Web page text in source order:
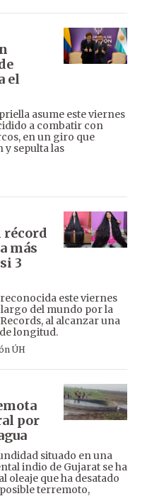
el
asume este viernes
a combatir con
en un giro que
y sepulta las
récord
más
3
este viernes
del mundo por la
al alcanzar una
longitud.
ÚH
por
situado en una
indio de Gujarat se ha
oleaje que ha desatado
terremoto,